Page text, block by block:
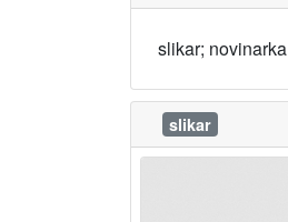
slikar; novinarka
slikar